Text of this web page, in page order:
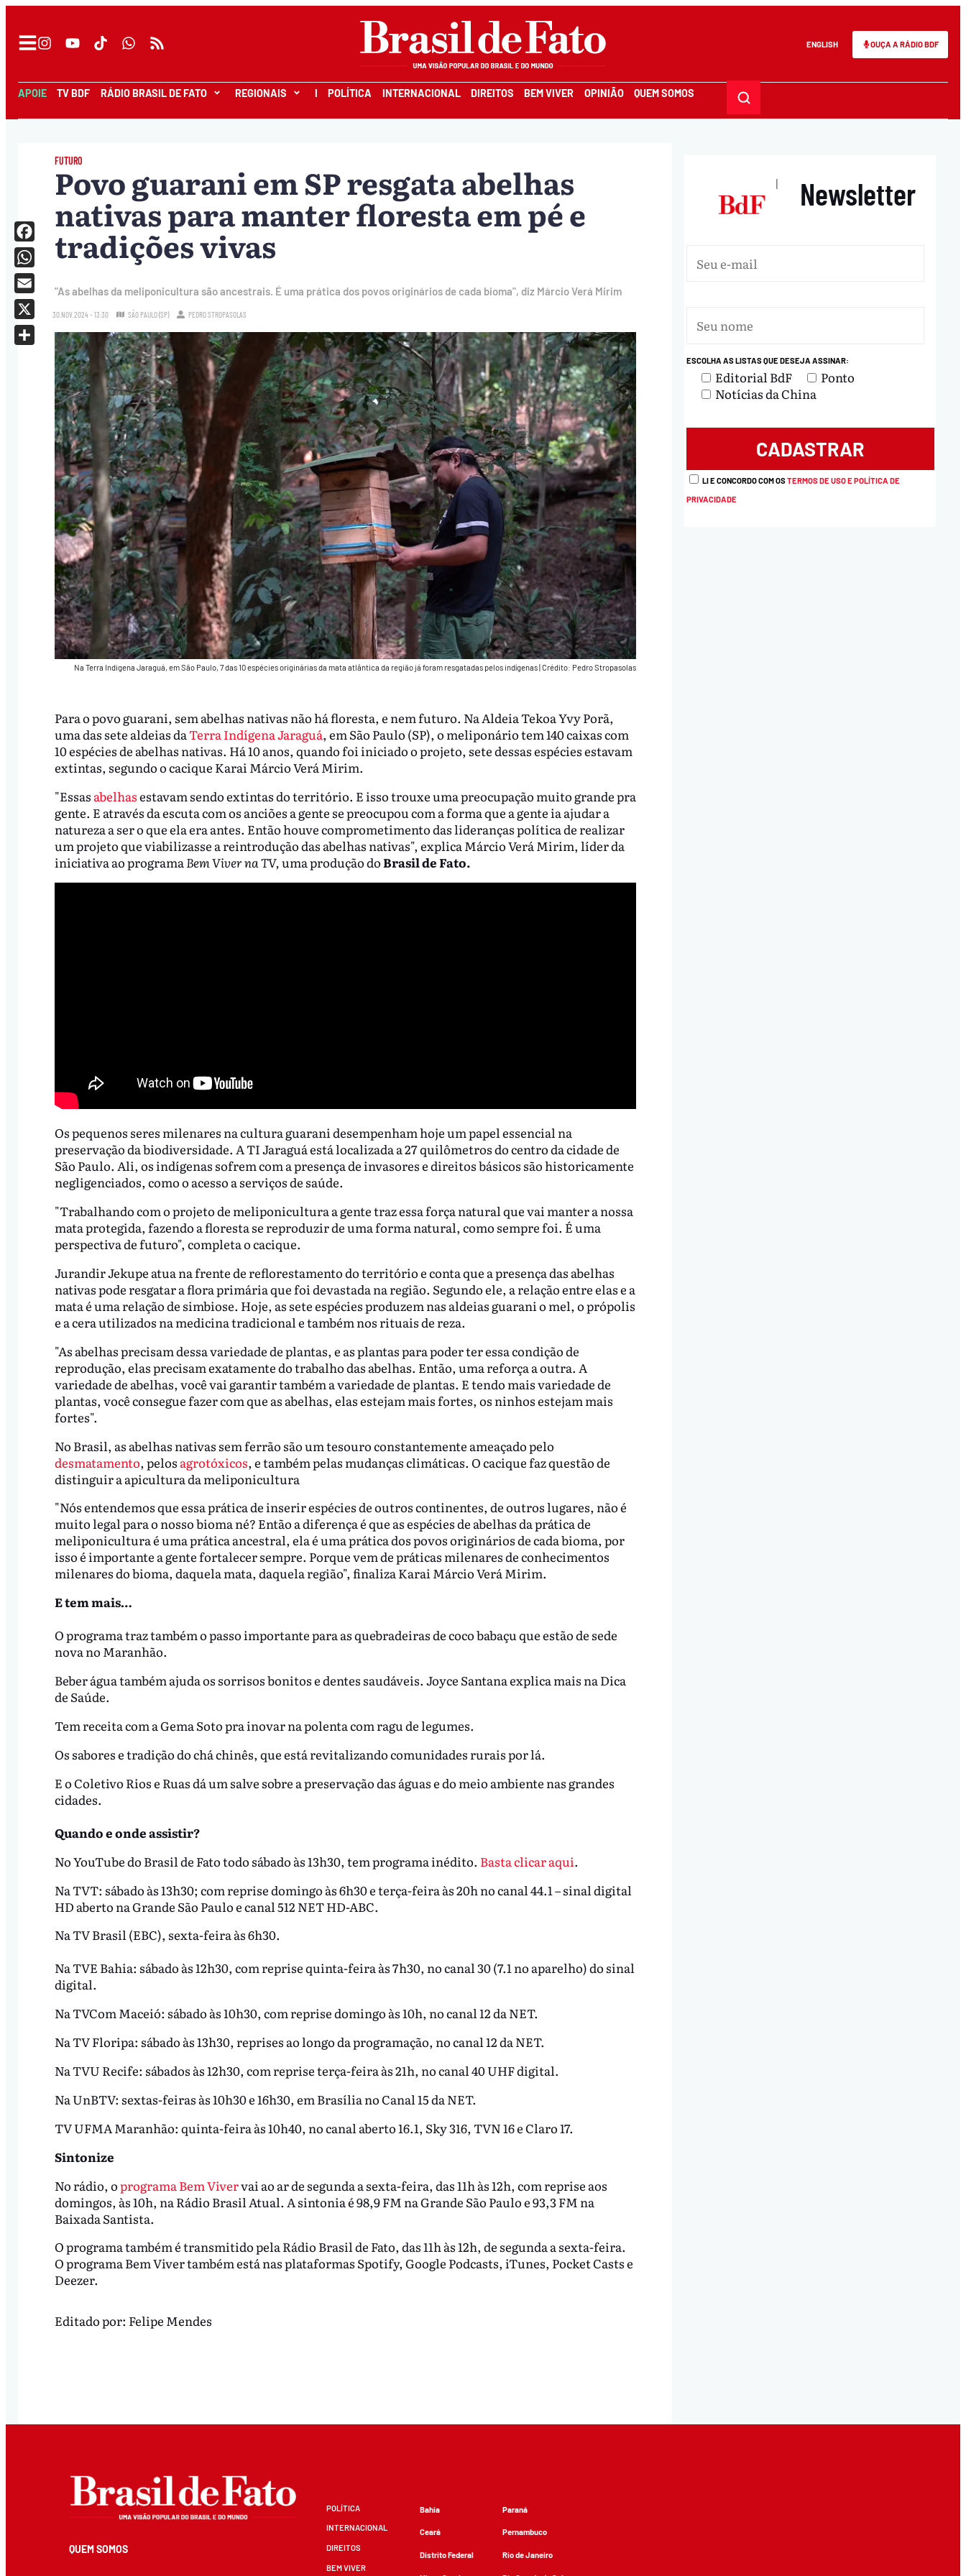
ENGLISH OUÇA A RÁDIO BDF
APOIE TV BDF RÁDIO BRASIL DE FATO REGIONAIS I POLÍTICA INTERNACIONAL DIREITOS BEM VIVER OPINIÃO QUEM SOMOS
FUTURO
Povo guarani em SP resgata abelhas
nativas para manter floresta em pé e
tradições vivas
"As abelhas da meliponicultura são ancestrais. É uma prática dos povos originários de cada bioma", diz Márcio Verá Mirim
30.NOV.2024 - 13:30 SÃO PAULO (SP) PEDRO STROPASOLAS
Na Terra Indigena Jaraguá, em São Paulo, 7 das 10 espécies originárias da mata atlântica da região já foram resgatadas pelos indígenas|Crédito: Pedro Stropasolas
Para o povo guarani, sem abelhas nativas não há floresta, e nem futuro. Na Aldeia Tekoa Yvy Porã,
uma das sete aldeias daTerra Indígena Jaraguá, em São Paulo (SP), o meliponário tem 140 caixas com
10 espécies de abelhas nativas. Há 10 anos, quando foi iniciado o projeto, sete dessas espécies estavam
extintas, segundo o cacique Karai Márcio Verá Mirim.
"Essas abelhasestavam sendo extintas do território. E isso trouxe uma preocupação muito grande pra
gente. E através da escuta com os anciões a gente se preocupou com a forma que a gente ia ajudar a
natureza a ser o que ela era antes. Então houve comprometimento das lideranças política de realizar
um projeto que viabilizasse a reintrodução das abelhas nativas", explica Márcio Verá Mirim, líder da
iniciativa ao programaBem Viver na TV,uma produção doBrasil de Fato.
Os pequenos seres milenares na cultura guarani desempenham hoje um papel essencial na
preservação da biodiversidade. A TI Jaraguá está localizada a 27 quilômetros do centro da cidade de
São Paulo. Ali, os indígenas sofrem com a presença de invasores e direitos básicos são historicamente
negligenciados, como o acesso a serviços de saúde.
"Trabalhando com o projeto de meliponicultura a gente traz essa força natural que vai manter a nossa
mata protegida, fazendo a floresta se reproduzir de uma forma natural, como sempre foi. É uma
perspectiva de futuro", completa o cacique.
Jurandir Jekupe atua na frente de reflorestamento do território e conta que a presença das abelhas
nativas pode resgatar a flora primária que foi devastada na região. Segundo ele, a relação entre elas e a
mata é uma relação de simbiose. Hoje, as sete espécies produzem nas aldeias guarani o mel, o própolis
e a cera utilizados na medicina tradicional e também nos rituais de reza.
"As abelhas precisam dessa variedade de plantas, e as plantas para poder ter essa condição de
reprodução, elas precisam exatamente do trabalho das abelhas. Então, uma reforça a outra. A
variedade de abelhas, você vai garantir também a variedade de plantas. E tendo mais variedade de
plantas, você consegue fazer com que as abelhas, elas estejam mais fortes, os ninhos estejam mais
fortes".
No Brasil, as abelhas nativas sem ferrão são um tesouro constantemente ameaçado pelo
desmatamento, pelos agrotóxicos, e também pelas mudanças climáticas. O cacique faz questão de
distinguir a apicultura da meliponicultura
"Nós entendemos que essa prática de inserir espécies de outros continentes, de outros lugares, não é
muito legal para o nosso bioma né? Então a diferença é que as espécies de abelhas da prática de
meliponicultura é uma prática ancestral, ela é uma prática dos povos originários de cada bioma, por
isso é importante a gente fortalecer sempre. Porque vem de práticas milenares de conhecimentos
milenares do bioma, daquela mata, daquela região", finaliza Karai Márcio Verá Mirim.
E tem mais…
O programa traz também o passo importante para as quebradeiras de coco babaçu que estão de sede
nova no Maranhão.
Beber água também ajuda os sorrisos bonitos e dentes saudáveis. Joyce Santana explica mais na Dica
de Saúde.
Tem receita com a Gema Soto pra inovar na polenta com ragu de legumes.
Os sabores e tradição do chá chinês, que está revitalizando comunidades rurais por lá.
E o Coletivo Rios e Ruas dá um salve sobre a preservação das águas e do meio ambiente nas grandes
cidades.
Quando e onde assistir?
No YouTube do Brasil de Fato todo sábado às 13h30, tem programa inédito. Basta clicar aqui.
Na TVT: sábado às 13h30; com reprise domingo às 6h30 e terça-feira às 20h no canal 44.1 – sinal digital
HD aberto na Grande São Paulo e canal 512 NET HD-ABC.
Na TV Brasil (EBC), sexta-feira às 6h30.
Na TVE Bahia: sábado às 12h30, com reprise quinta-feira às 7h30, no canal 30 (7.1 no aparelho) do sinal
digital.
Na TVCom Maceió: sábado às 10h30, com reprise domingo às 10h, no canal 12 da NET.
Na TV Floripa: sábado às 13h30, reprises ao longo da programação, no canal 12 da NET.
Na TVU Recife: sábados às 12h30, com reprise terça-feira às 21h, no canal 40 UHF digital.
Na UnBTV: sextas-feiras às 10h30 e 16h30, em Brasília no Canal 15 da NET.
TV UFMA Maranhão: quinta-feira às 10h40, no canal aberto 16.1, Sky 316, TVN 16 e Claro 17.
Sintonize
No rádio, oprograma Bem Vivervai ao ar de segunda a sexta-feira, das 11h às 12h, com reprise aos
domingos, às 10h, na Rádio Brasil Atual. A sintonia é 98,9 FM na Grande São Paulo e 93,3 FM na
Baixada Santista.
O programa também é transmitido pela Rádio Brasil de Fato, das 11h às 12h, de segunda a sexta-feira.
O programa Bem Viver também está nas plataformas Spotify, Google Podcasts, iTunes, Pocket Casts e
Deezer.
Facebook
WhatsApp
Email
X
Editado por: Felipe Mendes
| Newsletter
ESCOLHA AS LISTAS QUE DESEJA ASSINAR:
Editorial BdF
Ponto
Notícias da China
LI E CONCORDO COM OSTERMOS DE USO E POLÍTICA DE
PRIVACIDADE
QUEM SOMOS
POLÍTICA
INTERNACIONAL
DIREITOS
BEM VIVER
Bahia
Ceará
Distrito Federal
Paraná
Pernambuco
Rio de Janeiro